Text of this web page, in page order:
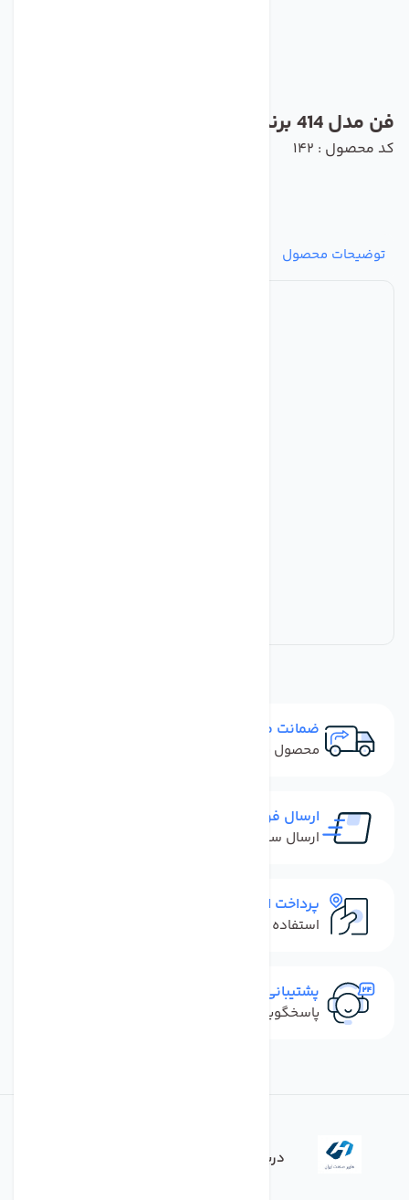
فن مدل 414 برند ebmpapst
کد محصول : 142
توضیحات محصول
ضمانت مرجوعی
محصول نباید آسیب دیده باشد
ارسال فوری
ارسال سفارش در کمترین زمان ممکن
پرداخت امن
استفاده از روش‌های پرداخت امن
پشتیبانی سریع
پاسخگویی سریع به تماس‌ها و پیام‌ها
درباره فروشگاه